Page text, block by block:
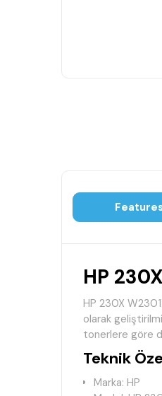
HP
HP 230X
olarak
tonerlere göre
Teknik
Marka: HP